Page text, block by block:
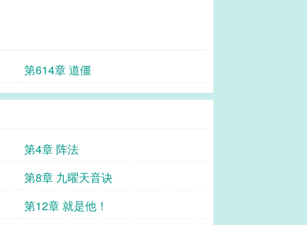
第614章 道僵
第4章 阵法
第8章 九曜天音诀
第12章 就是他！